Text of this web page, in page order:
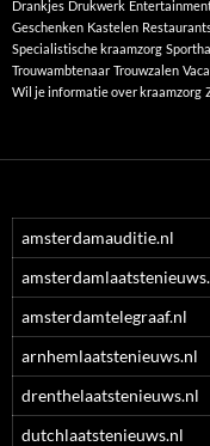
Drankjes Drukwerk
Geschenken Kastelen
Specialistische kraamzorg
Trouwambtenaar Trouwzalen
Wil je informatie over kraamzorg
amsterdamauditie.nl
amsterdamtelegraaf.nl
arnhemlaatstenieuws.nl
drenthelaatstenieuws.nl
dutchlaatstenieuws.nl